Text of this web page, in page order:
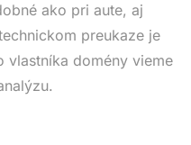
ako pri aute, aj
preukaze je
vlastníka domény vieme